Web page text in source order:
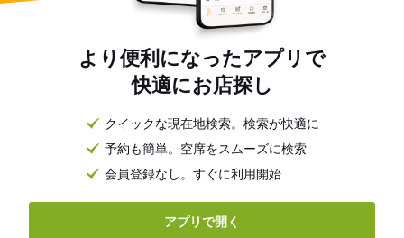
より便利になったアプリで
快適にお店探し
クイックな現在地検索。検索が快適に
予約も簡単。空席をスムーズに検索
会員登録なし。すぐに利用開始
アプリで開く